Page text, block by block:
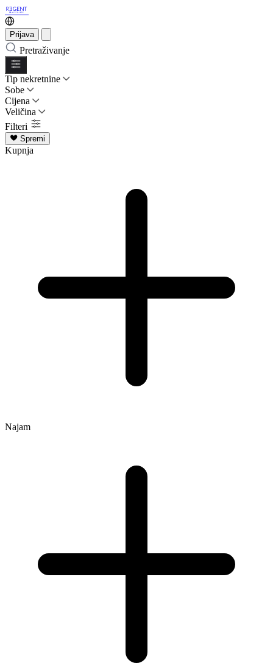
Prijava
Pretraživanje
Tip nekretnine
Sobe
Cijena
Veličina
Filteri
Spremi
Kupnja
Najam